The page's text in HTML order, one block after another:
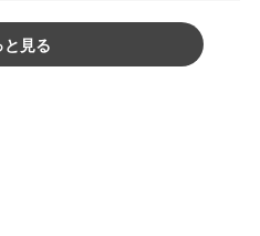
と見る